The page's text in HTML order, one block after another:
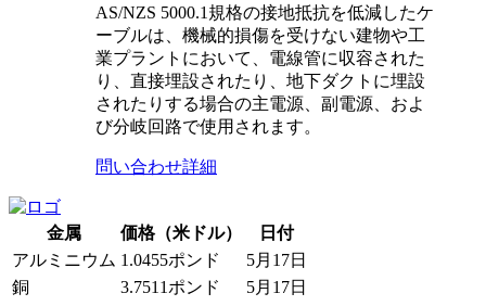
AS/NZS 5000.1規格の接地抵抗を低減したケ
ーブルは、機械的損傷を受けない建物や工
業プラントにおいて、電線管に収容された
り、直接埋設されたり、地下ダクトに埋設
されたりする場合の主電源、副電源、およ
び分岐回路で使用されます。
問い合わせ詳細
金属 価格（米ドル）
日付
アルミニウム 1.0455ポンド
5月17日
銅
3.7511ポンド
5月17日